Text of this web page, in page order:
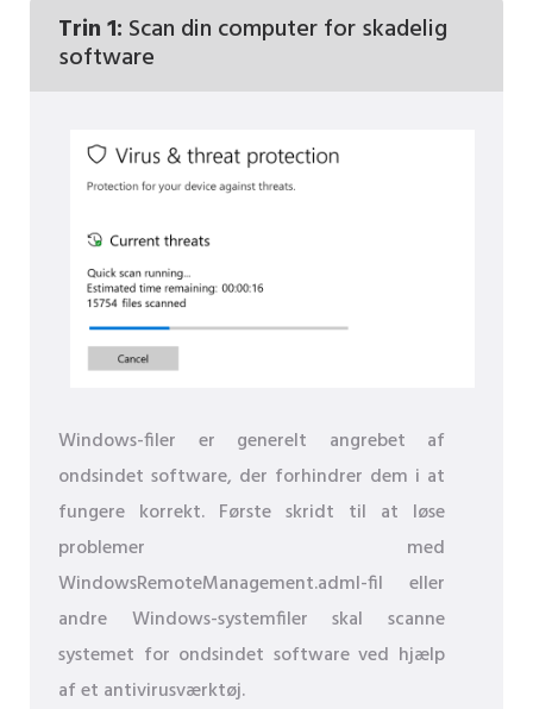
Trin 1: Scan din computer for skadelig
software
Windows-filer er generelt angrebet af
ondsindet software, der forhindrer dem i at
fungere korrekt. Første skridt til at løse
problemer med
WindowsRemoteManagement.adml-fil eller
andre Windows-systemfiler skal scanne
systemet for ondsindet software ved hjælp
af et antivirusværktøj.